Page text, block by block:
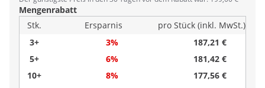
Mengenrabatt
Stk.
Ersparnis
pro Stück (inkl. MwSt.)
3+
3%
187,21 €
5+
6%
181,42 €
10+
8% 177,56 €